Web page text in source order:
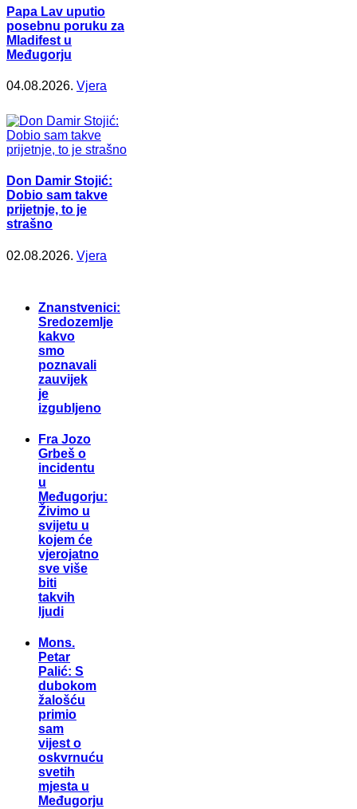
Papa Lav uputio
posebnu poruku za
Mladifest u
Međugorju
04.08.2026. Vjera
Don Damir Stojić:
Dobio sam takve
prijetnje, to je
strašno
02.08.2026. Vjera
Znanstvenici:
Sredozemlje
kakvo
smo
poznavali
zauvijek
je
izgubljeno
Fra Jozo
Grbeš o
incidentu
u
Međugorju:
Živimo u
svijetu u
kojem će
vjerojatno
sve više
biti
takvih
ljudi
Mons.
Petar
Palić: S
dubokom
žalošću
primio
sam
vijest o
oskvrnuću
svetih
mjesta u
Međugorju